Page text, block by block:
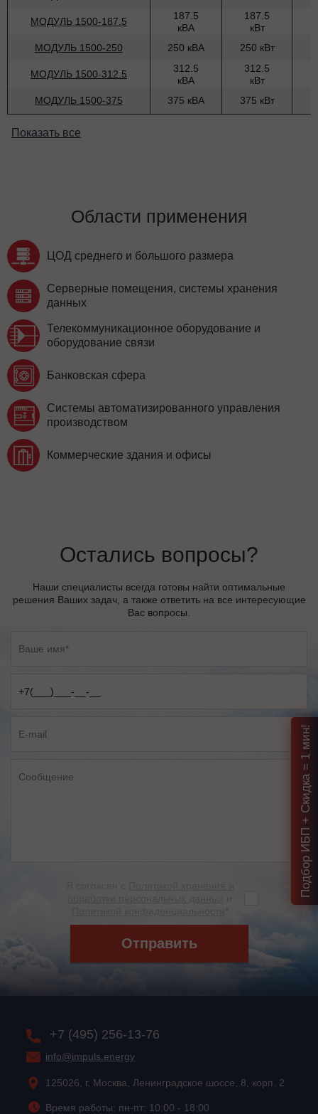
МОДУЛЬ 1500-187.5
187.5
кВА
187.5
кВт
МОДУЛЬ 1500-250
250 кВА 250 кВт
МОДУЛЬ 1500-312.5
312.5
кВА
312.5
кВт
МОДУЛЬ 1500-375
375 кВА 375 кВт
Показать все
Области применения
ЦОД среднего и большого размера
Серверные помещения, системы хранения
данных
Телекоммуникационное оборудование и
оборудование связи
Банковская сфера
Системы автоматизированного управления
производством
Коммерческие здания и офисы
Остались вопросы?
Наши специалисты всегда готовы найти оптимальные
решения Ваших задач, а также ответить на все интересующие
Вас вопросы.
Отправить
+7 (495) 256-13-76
info@impuls.energy
125026, г. Москва, Ленинградское шоссе, 8, корп. 2
Время работы: пн-пт: 10:00 - 18:00
Подбор ИБП + Скидка = 1 мин!